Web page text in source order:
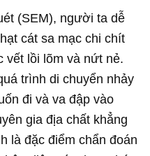
(SEM), người ta dễ
cát sa mạc chi chít
vết lồi lõm và nứt nẻ.
trình di chuyển nhảy
đi và va đập vào
gia địa chất khẳng
là đặc điểm chẩn đoán